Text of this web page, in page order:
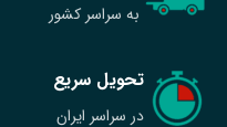
تحویل سریع
در سراسر ایران
به سراسر کشور